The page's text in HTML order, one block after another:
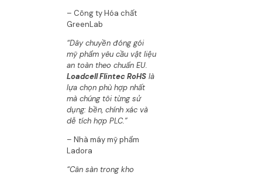
– Công ty Hóa chất
GreenLab
“Dây chuyền đóng gói
mỹ phẩm yêu cầu vật liệu
an toàn theo chuẩn EU.
Loadcell Flintec RoHS là
lựa chọn phù hợp nhất
mà chúng tôi từng sử
dụng: bền, chính xác và
dễ tích hợp PLC.”
– Nhà máy mỹ phẩm
Ladora
“Cân sàn trong kho